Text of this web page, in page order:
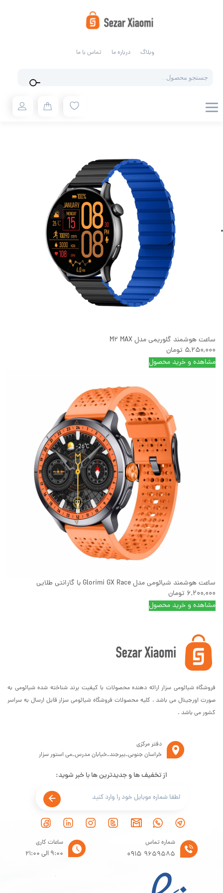
وبلاگ درباره ما تماس با ما
search
ساعت هوشمند گلوریمی مدل M2 MAX
5,250,000 تومان
مشاهده و خرید محصول
ساعت هوشمند شیائومی مدل Glorimi GX Race با گارانتی طلایی
6,200,000 تومان
مشاهده و خرید محصول
فروشگاه شیائومی سزار ارائه دهنده محصولات با کیفیت برند شناخته شده شیائومی به
صورت اورجینال می باشد . کلیه محصولات فروشگاه شیائومی سزار قابل ارسال به سراسر
کشور می باشد .
شماره تماس
0915 9659585
ساعات کاری
9:00 الی 21:00
دفتر مرکزی
خراسان جنوبی_بیرجند_خیابان مدرس_می استور سزار
از تخفیف ها و جدیدترین ها با خبر شوید: